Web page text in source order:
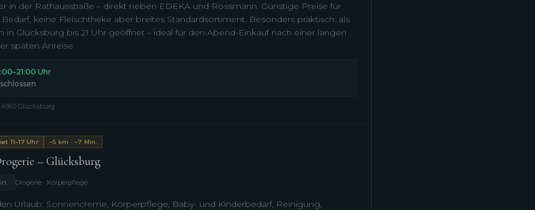
in der Rathausstraße – direkt neben EDEKA und Rossmann. Günstige Preise für
keine Fleischtheke aber breites Standardsortiment. Besonders praktisch: als
in Glücksburg bis 21 Uhr geöffnet – ideal für den Abend-Einkauf nach einer langen
späten Anreise.
Uhr
Glücksburg
11–17 Uhr ~5 km · ~7 Min.
– Glücksburg
Drogerie · Körperpflege
Urlaub: Sonnencreme, Körperpflege, Baby- und Kinderbedarf, Reinigung,